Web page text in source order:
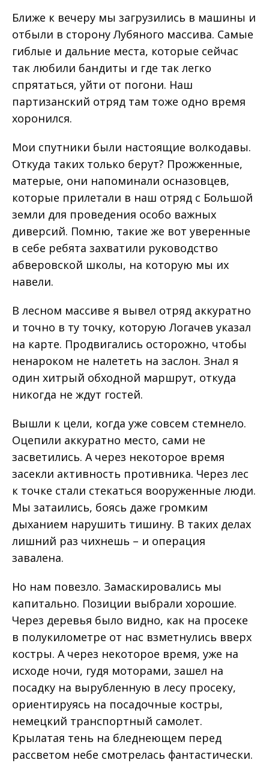
Ближе к вечеру мы загрузились в машины и
отбыли в сторону Лубяного массива. Самые
гиблые и дальние места, которые сейчас
так любили бандиты и где так легко
спрятаться, уйти от погони. Наш
партизанский отряд там тоже одно время
хоронился.
Мои спутники были настоящие волкодавы.
Откуда таких только берут? Прожженные,
матерые, они напоминали осназовцев,
которые прилетали в наш отряд с Большой
земли для проведения особо важных
диверсий. Помню, такие же вот уверенные
в себе ребята захватили руководство
абверовской школы, на которую мы их
навели.
В лесном массиве я вывел отряд аккуратно
и точно в ту точку, которую Логачев указал
на карте. Продвигались осторожно, чтобы
ненароком не налететь на заслон. Знал я
один хитрый обходной маршрут, откуда
никогда не ждут гостей.
Вышли к цели, когда уже совсем стемнело.
Оцепили аккуратно место, сами не
засветились. А через некоторое время
засекли активность противника. Через лес
к точке стали стекаться вооруженные люди.
Мы затаились, боясь даже громким
дыханием нарушить тишину. В таких делах
лишний раз чихнешь – и операция
завалена.
Но нам повезло. Замаскировались мы
капитально. Позиции выбрали хорошие.
Через деревья было видно, как на просеке
в полукилометре от нас взметнулись вверх
костры. А через некоторое время, уже на
исходе ночи, гудя моторами, зашел на
посадку на вырубленную в лесу просеку,
ориентируясь на посадочные костры,
немецкий транспортный самолет.
Крылатая тень на бледнеющем перед
рассветом небе смотрелась фантастически.